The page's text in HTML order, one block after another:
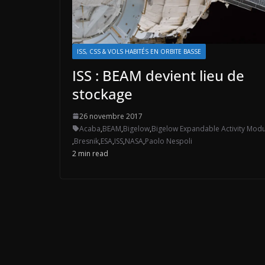
ISS, CSS & VOLS HABITÉS EN ORBITE BASSE
ISS : BEAM devient lieu de
stockage
26 novembre 2017
Acaba,BEAM,Bigelow,Bigelow Expandable Activity
,Bresnik,ESA,ISS,NASA,Paolo Nespoli
2 min read